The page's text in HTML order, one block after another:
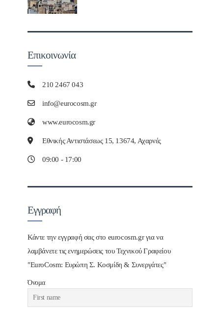
Επικοινωνία
210 2467 043
info@eurocosm.gr
www.eurocosm.gr
Εθνικής Αντιστάσεως 15, 13674, Αχαρνές
09:00 - 17:00
Εγγραφή
Κάντε την εγγραφή σας στο eurocosm.gr για να
λαμβάνετε τις ενημερώσεις του Τεχνικού Γραφείου
"EuroCosm: Ευρώπη Σ. Κοσμίδη & Συνεργάτες"
Όνομα